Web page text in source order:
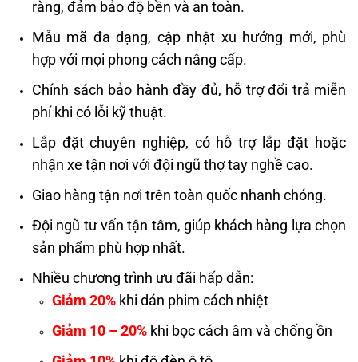
ràng, đảm bảo độ bền và an toàn.
Mẫu mã đa dạng, cập nhật xu hướng mới, phù
hợp với mọi phong cách nâng cấp.
Chính sách bảo hành đầy đủ, hỗ trợ đổi trả miễn
phí khi có lỗi kỹ thuật.
Lắp đặt chuyên nghiệp, có hỗ trợ lắp đặt hoặc
nhận xe tận nơi với đội ngũ thợ tay nghề cao.
Giao hàng tận nơi trên toàn quốc nhanh chóng.
Đội ngũ tư vấn tận tâm, giúp khách hàng lựa chọn
sản phẩm phù hợp nhất.
Nhiều chương trình ưu đãi hấp dẫn:
Giảm 20% khi dán phim cách nhiệt
Giảm 10 – 20% khi bọc cách âm và chống ồn